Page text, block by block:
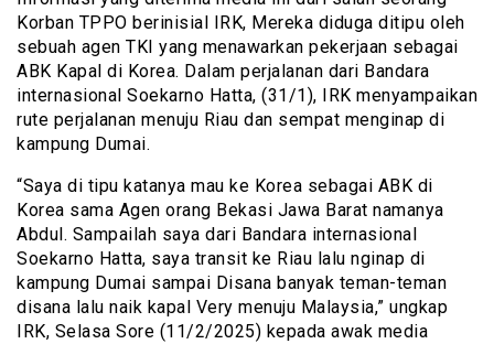
Korban TPPO berinisial IRK, Mereka diduga ditipu oleh
sebuah agen TKI yang menawarkan pekerjaan sebagai
ABK Kapal di Korea. Dalam perjalanan dari Bandara
internasional Soekarno Hatta, (31/1), IRK menyampaikan
rute perjalanan menuju Riau dan sempat menginap di
kampung Dumai.
“Saya di tipu katanya mau ke Korea sebagai ABK di
Korea sama Agen orang Bekasi Jawa Barat namanya
Abdul. Sampailah saya dari Bandara internasional
Soekarno Hatta, saya transit ke Riau lalu nginap di
kampung Dumai sampai Disana banyak teman-teman
disana lalu naik kapal Very menuju Malaysia,” ungkap
IRK, Selasa Sore (11/2/2025) kepada awak media